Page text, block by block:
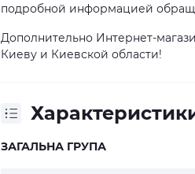
подробной информацией
Дополнительно Интернет-
Киеву и Киевской области!
ЗАГАЛЬНА ГРУПА